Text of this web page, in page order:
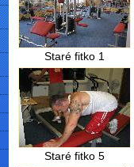
Staré fitko 1
Staré fitko 5